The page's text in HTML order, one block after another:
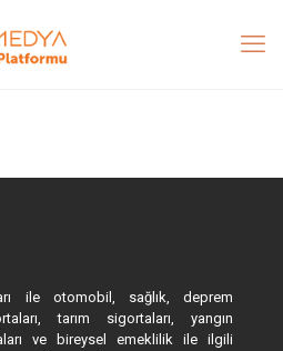
ile otomobil, sağlık, deprem
tarım sigortaları, yangın
ve bireysel emeklilik ile ilgili